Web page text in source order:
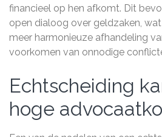
financieel op hen afkomt. Dit
open dialoog over geldzaken,
meer harmonieuze afhandeling
voorkomen van onnodige
Echtscheiding
hoge